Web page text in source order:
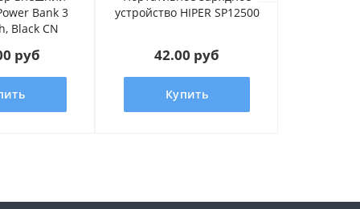
Bank 3
Black CN
руб
устройство HIPER SP12500
42.00 руб
Купить